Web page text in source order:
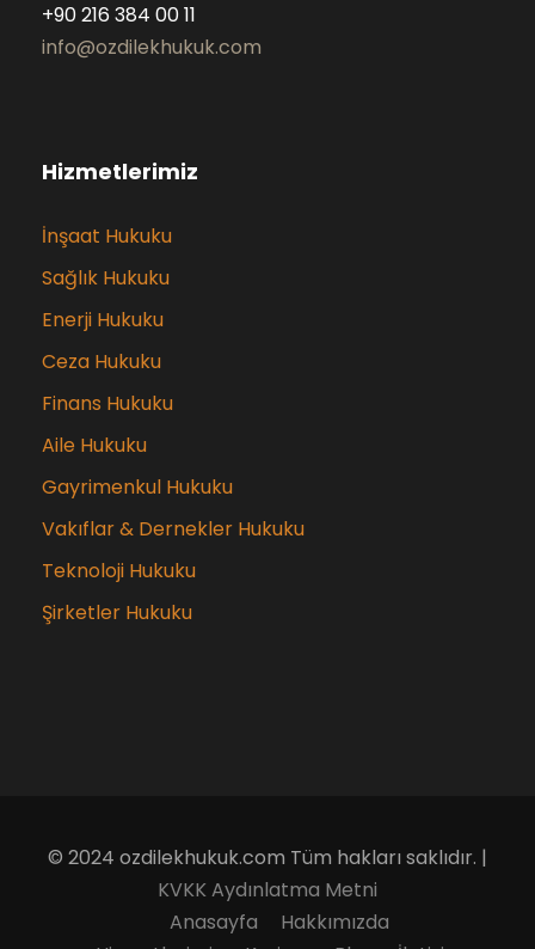
+90 216 384 00 11
info@ozdilekhukuk.com
Hizmetlerimiz
İnşaat Hukuku
Sağlık Hukuku
Enerji Hukuku
Ceza Hukuku
Finans Hukuku
Aile Hukuku
Gayrimenkul Hukuku
Vakıflar & Dernekler Hukuku
Teknoloji Hukuku
Şirketler Hukuku
© 2024 ozdilekhukuk.com Tüm hakları saklıdır. |
KVKK Aydınlatma Metni
Anasayfa
Hakkımızda